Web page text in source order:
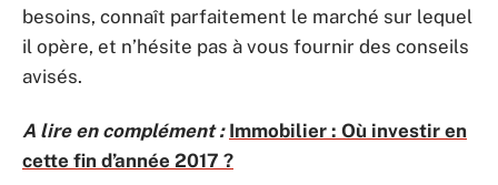
besoins, connaît parfaitement le marché sur lequel
il opère, et n’hésite pas à vous fournir des conseils
avisés.
A lire en complément : Immobilier : Où investir en
cette fin d’année 2017 ?